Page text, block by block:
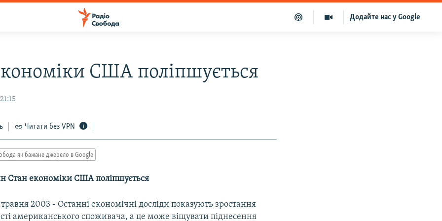
Додайте нас у Google
США поліпшується
Читати без VPN
як бажане джерело в Google
Стан економіки США поліпшується
2003 - Останні економічні досліди показують зростання
американського споживача, а це може віщувати піднесення